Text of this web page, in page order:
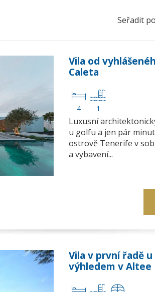
Seřadit
Vila od
Caleta
4 1
Luxusní
u golfu a jen pár
ostrově Tenerife v
a vybavení...
Vila v první řadě
výhledem v Altee